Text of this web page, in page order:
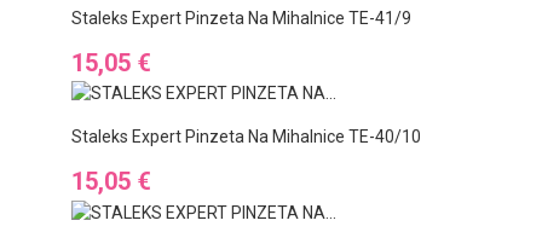
Staleks Expert Pinzeta Na Mihalnice TE-41/9
Cena
15,05 €
Staleks Expert Pinzeta Na Mihalnice TE-40/10
Cena
15,05 €